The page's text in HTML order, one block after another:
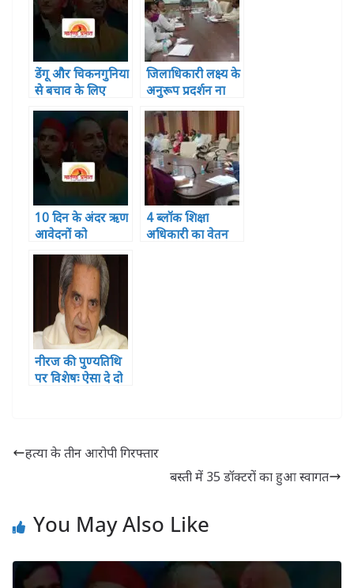
डेंगू और चिकनगुनिया
से बचाव के लिए
स्वछता अभियान
चलाने का दिया गया
निर्देश
जिलाधिकारी लक्ष्य के
अनुरूप प्रदर्शन ना
करने से नाराज़
10 दिन के अंदर ऋण
आवेदनों को
निस्तारित करे बैंक –
सीडीओ
4 ब्लॉक शिक्षा
अधिकारी का वेतन
नीरज की पुण्यतिथि
पर विशेषः ऐसा दे दो
हत्या के तीन आरोपी गिरफ्तार
बस्ती में 35 डॉक्टरों का हुआ स्वागत
You May Also Like